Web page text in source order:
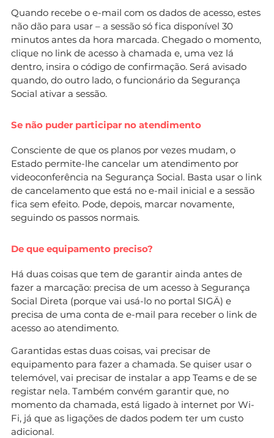
Quando recebe o e-mail com os dados de acesso, estes
não dão para usar – a sessão só fica disponível 30
minutos antes da hora marcada. Chegado o momento,
clique no link de acesso à chamada e, uma vez lá
dentro, insira o código de confirmação. Será avisado
quando, do outro lado, o funcionário da Segurança
Social ativar a sessão.
Se não puder participar no atendimento
Consciente de que os planos por vezes mudam, o
Estado permite-lhe cancelar um atendimento por
videoconferência na Segurança Social. Basta usar o link
de cancelamento que está no e-mail inicial e a sessão
fica sem efeito. Pode, depois, marcar novamente,
seguindo os passos normais.
De que equipamento preciso?
Há duas coisas que tem de garantir ainda antes de
fazer a marcação: precisa de um acesso à Segurança
Social Direta (porque vai usá-lo no portal SIGÄ) e
precisa de uma conta de e-mail para receber o link de
acesso ao atendimento.
Garantidas estas duas coisas, vai precisar de
equipamento para fazer a chamada. Se quiser usar o
telemóvel, vai precisar de instalar a app Teams e de se
registar nela. Também convém garantir que, no
momento da chamada, está ligado à internet por Wi-
Fi, já que as ligações de dados podem ter um custo
adicional.